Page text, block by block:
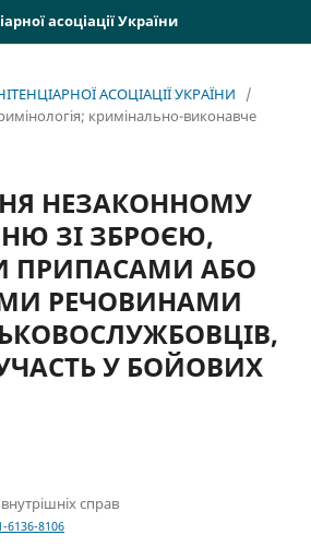
асоціації України
АСОЦІАЦІЇ УКРАЇНИ
/
кримінально-виконавче
НЕЗАКОННОМУ
ЗІ ЗБРОЄЮ,
ПРИПАСАМИ АБО
РЕЧОВИНАМИ
У БОЙОВИХ
справ
8106